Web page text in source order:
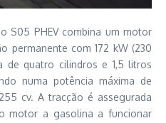
S05 PHEV combina um motor
permanente com 172 kW (230
de quatro cilindros e 1,5 litros
numa potência máxima de
cv. A tracção é assegurada
motor a gasolina a funcionar